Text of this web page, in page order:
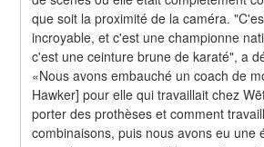
que soit la proximité de la caméra.
incroyable, et c'est une championne
c'est une ceinture brune de karaté", a
«Nous avons embauché un coach de
Hawker] pour elle qui travaillait chez
porter des prothèses et comment
combinaisons, puis nous avons eu une